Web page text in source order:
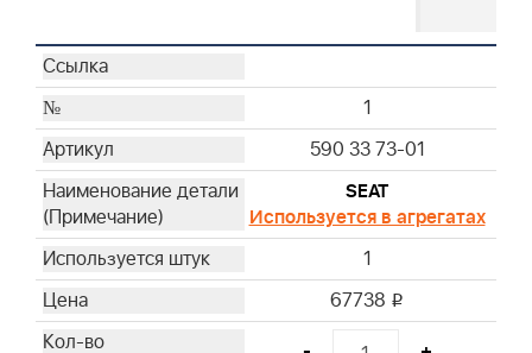
1
590 33 73-01
SEAT
Используется в агрегатах
1
67738 i